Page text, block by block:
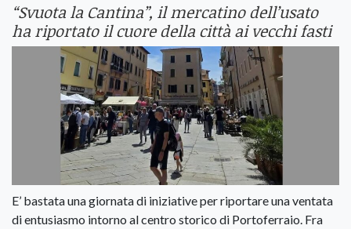
“Svuota la Cantina”, il mercatino dell’usato
ha riportato il cuore della città ai vecchi fasti
E’ bastata una giornata di iniziative per riportare una ventata
di entusiasmo intorno al centro storico di Portoferraio. Fra